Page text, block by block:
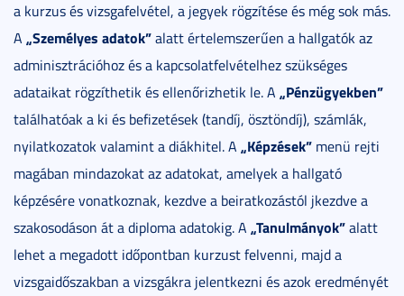
a kurzus és vizsgafelvétel, a jegyek rögzítése és még sok más.
A „Személyes adatok”alatt értelemszerűen a hallgatók az
adminisztrációhoz és a kapcsolatfelvételhez szükséges
adataikat rögzíthetik és ellenőrizhetik le. A „Pénzügyekben”
találhatóak a ki és befizetések (tandíj, ösztöndíj), számlák,
nyilatkozatok valamint a diákhitel. A „Képzések” menü rejti
magában mindazokat az adatokat, amelyek a hallgató
képzésére vonatkoznak, kezdve a beiratkozástól jkezdve a
szakosodáson át a diploma adatokig. A „Tanulmányok”alatt
lehet a megadott időpontban kurzust felvenni, majd a
vizsgaidőszakban a vizsgákra jelentkezni és azok eredményét